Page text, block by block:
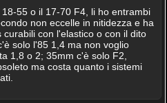
55 o il 17-70 F4, li ho entrambi
non eccelle in nitidezza e ha
con l'elastico o con il dito
solo l'85 1,4 ma non voglio
1,8 o 2; 35mm c'è solo F2,
ma costa quanto i sistemi